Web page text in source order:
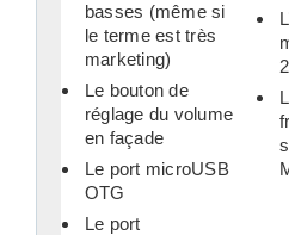
basses (même si
le terme est très
marketing)
Le bouton de
réglage du volume
en façade
Le port microUSB
OTG
Le port